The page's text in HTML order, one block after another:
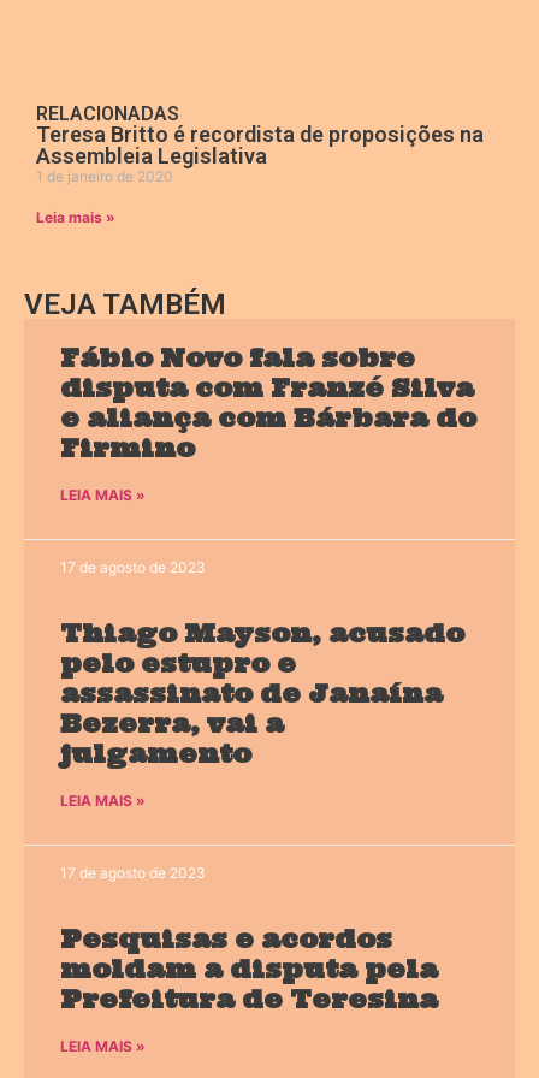
RELACIONADAS
Teresa Britto é recordista de proposições na
Assembleia Legislativa
1 de janeiro de 2020
Leia mais »
VEJA TAMBÉM
Fábio Novo fala sobre
disputa com Franzé Silva
e aliança com Bárbara do
Firmino
LEIA MAIS »
17 de agosto de 2023
Thiago Mayson, acusado
pelo estupro e
assassinato de Janaína
Bezerra, vai a
julgamento
LEIA MAIS »
17 de agosto de 2023
Pesquisas e acordos
moldam a disputa pela
Prefeitura de Teresina
LEIA MAIS »